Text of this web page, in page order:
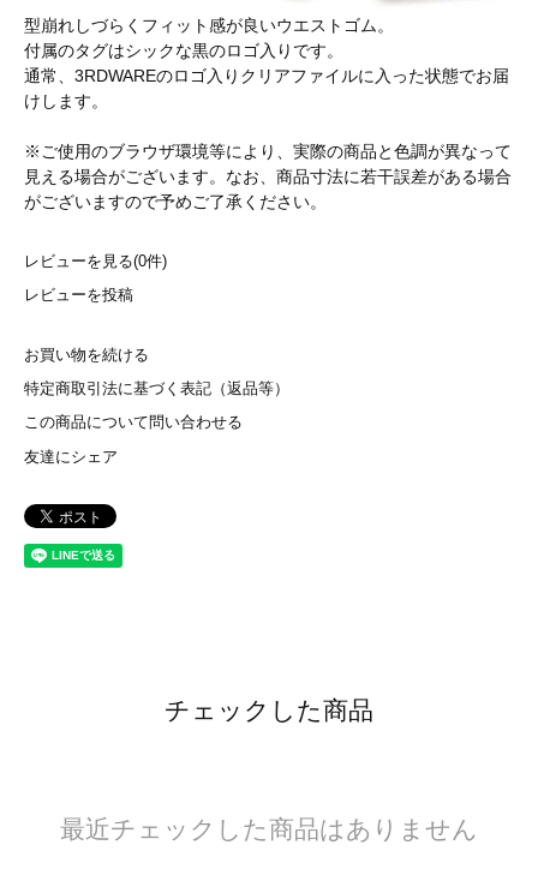
型崩れしづらくフィット感が良いウエストゴム。
付属のタグはシックな黒のロゴ入りです。
通常、3RDWAREのロゴ入りクリアファイルに入った状態でお届
けします。
※ご使用のブラウザ環境等により、実際の商品と色調が異なって
見える場合がございます。なお、商品寸法に若干誤差がある場合
がございますので予めご了承ください。
レビューを見る(0件)
レビューを投稿
お買い物を続ける
特定商取引法に基づく表記（返品等）
この商品について問い合わせる
友達にシェア
チェックした商品
最近チェックした商品はありません